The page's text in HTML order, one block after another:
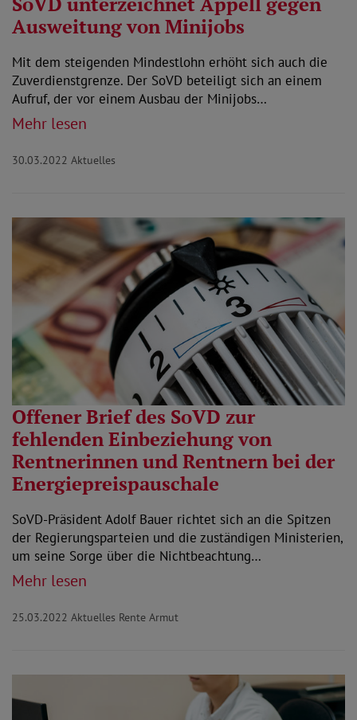
Ausweitung von Minijobs
Mit dem steigenden Mindestlohn erhöht sich auch die
Zuverdienstgrenze. Der SoVD beteiligt sich an einem
Aufruf, der vor einem Ausbau der Minijobs…
Mehr lesen
30.03.2022 Aktuelles
Offener Brief des SoVD zur
fehlenden Einbeziehung von
Rentnerinnen und Rentnern bei der
Energiepreispauschale
SoVD-Präsident Adolf Bauer richtet sich an die Spitzen
der Regierungsparteien und die zuständigen Ministerien,
um seine Sorge über die Nichtbeachtung…
Mehr lesen
25.03.2022 Aktuelles Rente Armut